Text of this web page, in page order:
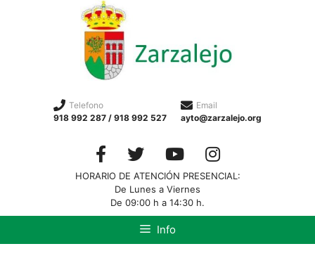
Telefono
918 992 287 / 918 992 527
Email
ayto@zarzalejo.org
HORARIO DE ATENCIÓN PRESENCIAL:
De Lunes a Viernes
De 09:00 h a 14:30 h.
Info